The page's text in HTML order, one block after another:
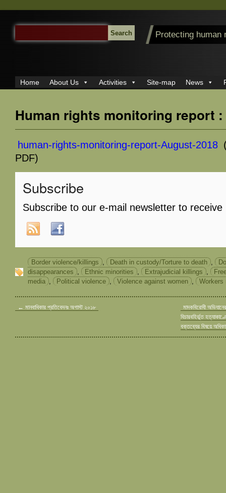
SEARCH
FOR:
Protecting human
Home About Us Activities Site-map News
Human rights monitoring report
human-rights-monitoring-report-August-2018
PDF)
Subscribe
Subscribe to our e-mail newsletter to receive
Border violence/killings Death in custody/Torture to death
disappearances
Ethnic minorities Extrajudicial killings
media
Political violence Violence against women Workers
← মানবাধিকার প্রতিবেদনঃ অগাস্ট ২০১৮
মাদকবিরোধী
বিচারবহির্ভূত
বক্তব্যের বিষয়ে